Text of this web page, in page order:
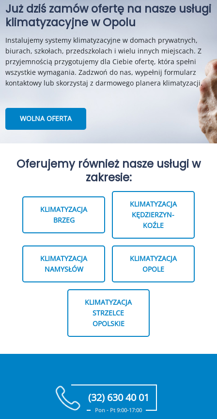
Już dziś zamów ofertę na nasze usługi
klimatyzacyjne w Opolu
Instalujemy systemy klimatyzacyjne w domach prywatnych,
biurach, szkołach, przedszkolach i wielu innych miejscach. Z
przyjemnością przygotujemy dla Ciebie ofertę, która spełni
wszystkie wymagania. Zadzwoń do nas, wypełnij formularz
kontaktowy lub skorzystaj z darmowego planera klimatyzacji.
WOLNA OFERTA
Oferujemy również nasze usługi w
zakresie:
KLIMATYZACJA
BRZEG
KLIMATYZACJA
KĘDZIERZYN-
KOŹLE
KLIMATYZACJA
NAMYSŁÓW
KLIMATYZACJA
OPOLE
KLIMATYZACJA
STRZELCE
OPOLSKIE
(32) 630 40 01
Pon - Pt 9:00-17:00